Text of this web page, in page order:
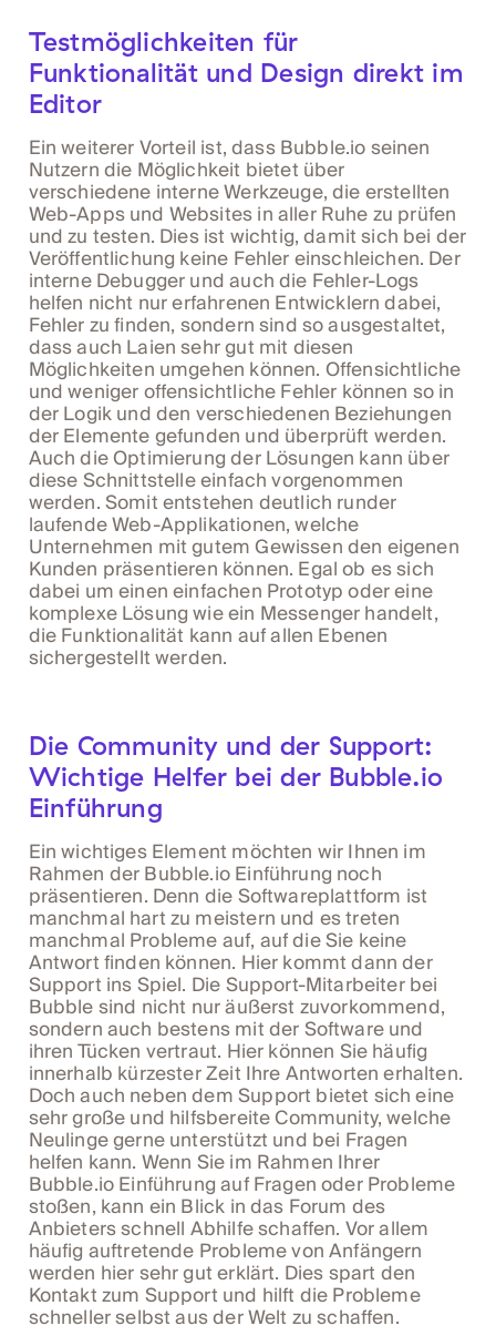
Testmöglichkeiten für
Funktionalität und Design direkt im
Editor
Ein weiterer Vorteil ist, dass Bubble.io seinen
Nutzern die Möglichkeit bietet über
verschiedene interne Werkzeuge, die erstellten
Web-Apps und Websites in aller Ruhe zu prüfen
und zu testen. Dies ist wichtig, damit sich bei der
Veröffentlichung keine Fehler einschleichen. Der
interne Debugger und auch die Fehler-Logs
helfen nicht nur erfahrenen Entwicklern dabei,
Fehler zu finden, sondern sind so ausgestaltet,
dass auch Laien sehr gut mit diesen
Möglichkeiten umgehen können. Offensichtliche
und weniger offensichtliche Fehler können so in
der Logik und den verschiedenen Beziehungen
der Elemente gefunden und überprüft werden.
Auch die Optimierung der Lösungen kann über
diese Schnittstelle einfach vorgenommen
werden. Somit entstehen deutlich runder
laufende Web-Applikationen, welche
Unternehmen mit gutem Gewissen den eigenen
Kunden präsentieren können. Egal ob es sich
dabei um einen einfachen Prototyp oder eine
komplexe Lösung wie ein Messenger handelt,
die Funktionalität kann auf allen Ebenen
sichergestellt werden.
Die Community und der Support:
Wichtige Helfer bei der Bubble.io
Einführung
Ein wichtiges Element möchten wir Ihnen im
Rahmen der Bubble.io Einführung noch
präsentieren. Denn die Softwareplattform ist
manchmal hart zu meistern und es treten
manchmal Probleme auf, auf die Sie keine
Antwort finden können. Hier kommt dann der
Support ins Spiel. Die Support-Mitarbeiter bei
Bubble sind nicht nur äußerst zuvorkommend,
sondern auch bestens mit der Software und
ihren Tücken vertraut. Hier können Sie häufig
innerhalb kürzester Zeit Ihre Antworten erhalten.
Doch auch neben dem Support bietet sich eine
sehr große und hilfsbereite Community, welche
Neulinge gerne unterstützt und bei Fragen
helfen kann. Wenn Sie im Rahmen Ihrer
Bubble.io Einführung auf Fragen oder Probleme
stoßen, kann ein Blick in das Forum des
Anbieters schnell Abhilfe schaffen. Vor allem
häufig auftretende Probleme von Anfängern
werden hier sehr gut erklärt. Dies spart den
Kontakt zum Support und hilft die Probleme
schneller selbst aus der Welt zu schaffen.